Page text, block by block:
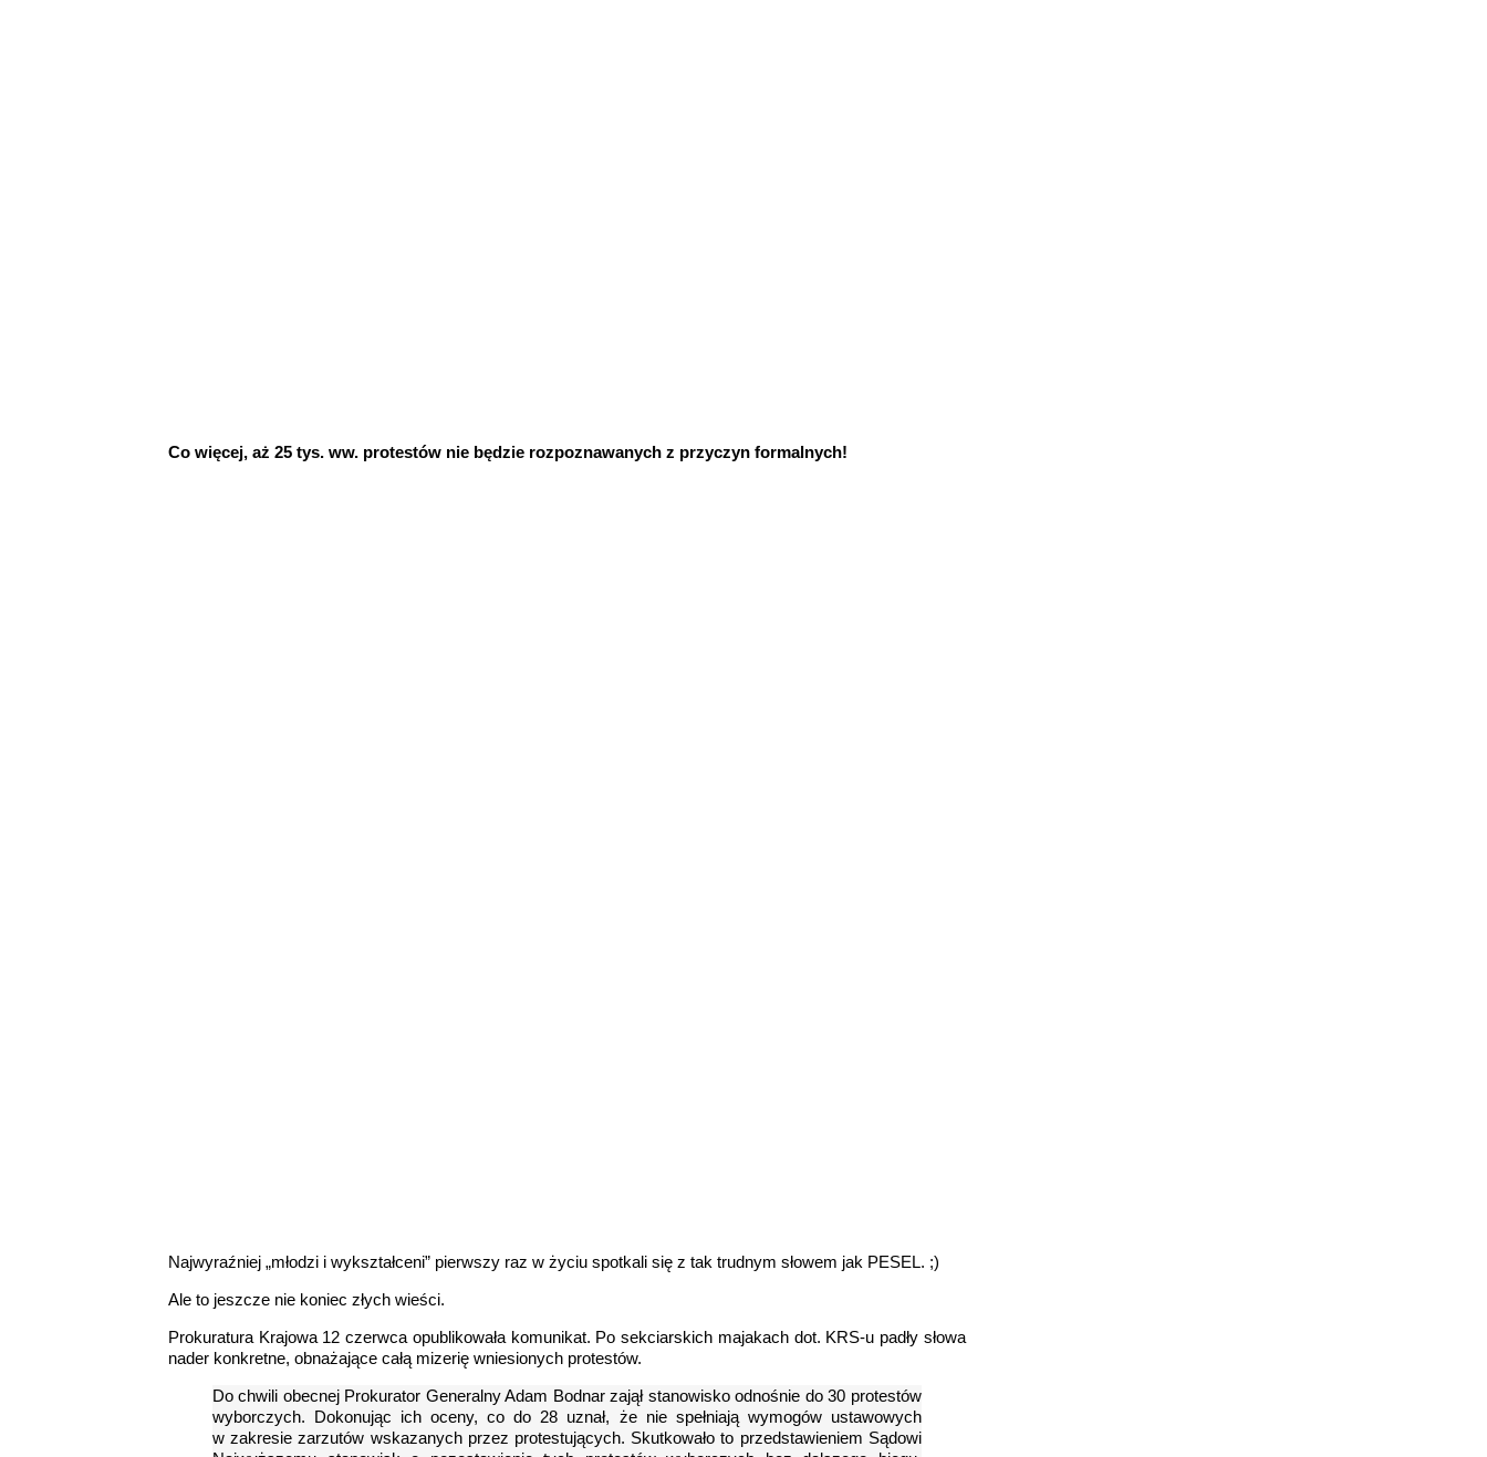
Co więcej, aż 25 tys. ww. protestów nie będzie rozpoznawanych z przyczyn formalnych!
Najwyraźniej „młodzi i wykształceni” pierwszy raz w życiu spotkali się z tak trudnym słowem jak PESEL. ;)
Ale to jeszcze nie koniec złych wieści.
Prokuratura Krajowa 12 czerwca opublikowała komunikat. Po sekciarskich majakach dot. KRS-u padły słowa
nader konkretne, obnażające całą mizerię wniesionych protestów.
Do chwili obecnej Prokurator Generalny Adam Bodnar zajął stanowisko odnośnie do 30 protestów
wyborczych. Dokonując ich oceny, co do 28 uznał, że nie spełniają wymogów ustawowych
w zakresie zarzutów wskazanych przez protestujących. Skutkowało to przedstawieniem Sądowi